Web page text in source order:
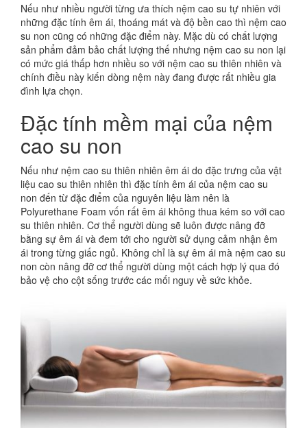
Nếu như nhiều người từng ưa thích nệm cao su tự nhiên với
những đặc tính êm ái, thoáng mát và độ bền cao thì nệm cao
su non cũng có những đặc điểm này. Mặc dù có chất lượng
sản phẩm đảm bảo chất lượng thế nhưng nệm cao su non lại
có mức giá thấp hơn nhiều so với nệm cao su thiên nhiên và
chính điều này kiến dòng nệm này đang được rất nhiều gia
đình lựa chọn.
Đặc tính mềm mại của nệm
cao su non
Nếu như nệm cao su thiên nhiên êm ái do đặc trưng của vật
liệu cao su thiên nhiên thì đặc tính êm ái của nệm cao su
non đến từ đặc điểm của nguyên liệu làm nên là
Polyurethane Foam vốn rất êm ái không thua kém so với cao
su thiên nhiên. Cơ thể người dùng sẽ luôn được nâng đỡ
bằng sự êm ái và đem tới cho người sử dụng cảm nhận êm
ái trong từng giấc ngủ. Không chỉ là sự êm ái mà nệm cao su
non còn nâng đỡ cơ thể người dùng một cách hợp lý qua đó
bảo vệ cho cột sống trước các mối nguy về sức khỏe.